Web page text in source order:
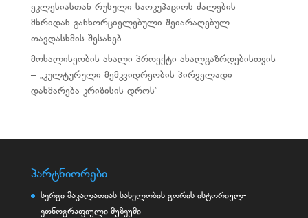
ეკლესიასთან რუსული საოკუპაციოს ძალების
მხრიდან განხორციელებული შეიარაღებულ
თავდასხმის შესახებ
მოხალისეობის ახალი პროექტი ახალგაზრდებისთვის
– „კულტურული მემკვიდრეობის პირველადი
დახმარება კრიზისის დროს”
პარტნიორები
სერგი მაკალათიას სახელობის გორის ისტორიულ-
ეთნოგრაფიული მუზეუმი